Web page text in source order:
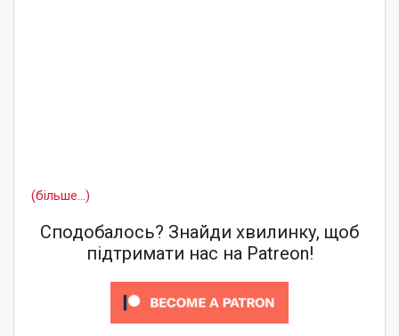
(більше…)
Сподобалось? Знайди хвилинку, щоб
підтримати нас на Patreon!